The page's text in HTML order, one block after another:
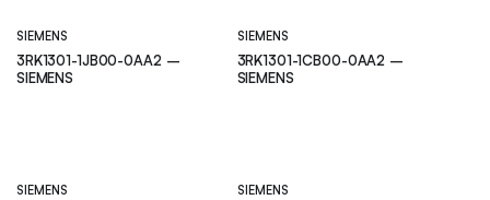
SIEMENS
3RK1301-1JB00-0AA2 –
SIEMENS
SIEMENS
3RK1301-1CB00-0AA2 –
SIEMENS
SIEMENS SIEMENS